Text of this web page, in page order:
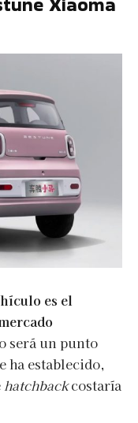
es el
será un punto
ha establecido,
hatchbackcostaría